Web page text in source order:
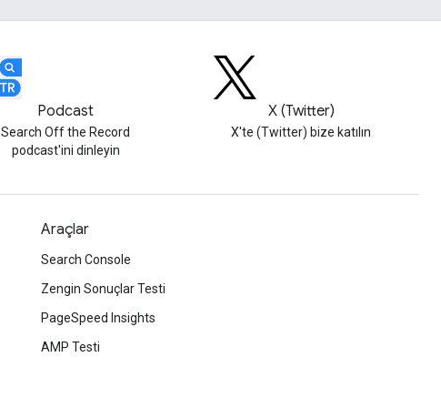
Podcast
Search Off the Record
podcast'ini dinleyin
X (Twitter)
X'te (Twitter) bize katılın
Araçlar
Search Console
Zengin Sonuçlar Testi
PageSpeed Insights
AMP Testi